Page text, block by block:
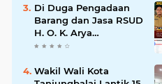
Kota Kerang
Tanjungbalai
Di Duga Pengadaan
Barang dan Jasa RSUD
H. O. K. Arya
Zulkarnaen Belum
SPSE, Tapi Sudah
Wakil Wali Kota